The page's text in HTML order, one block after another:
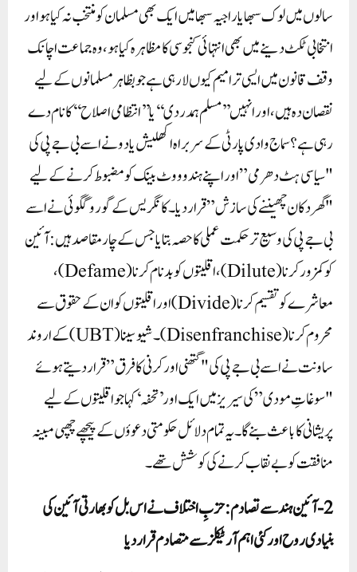
سالوں میں لوک سبھا یا راجیہ سبھا میں ایک بھی مسلمان کو منتخب نہ کیا ہو اور
انتخابی ٹکٹ دینے میں بھی انتہائی کنجوسی کا مظاہرہ کیا ہو، وہ جماعت اچانک
وقف قانون میں ایسی ترامیم کیوں لا رہی ہے جو بظاہر مسلمانوں کے لیے
نقصان دہ ہیں، اور انہیں ’’مسلم ہمدردی‘‘ یا ’’انتظامی اصلاح‘‘ کا نام دے
رہی ہے؟ سماج وادی پارٹی کے سربراہ اکھلیش یادو نے اسے بی جے پی کی
"سیاسی ہٹ دھرمی” اور اپنے ہندو ووٹ بینک کو مضبوط کرنے کے لیے
"گھر دکان چھیننے کی سازش” قرار دیا۔ کانگریس کے گورو گگوئی نے اسے
بی جے پی کی وسیع تر حکمت عملی کا حصہ بتایا جس کے چار مقاصد ہیں: آئین
کو کمزور کرنا (Dilute)، اقلیتوں کو بدنام کرنا (Defame)،
معاشرے کو تقسیم کرنا (Divide) اور اقلیتوں کو ان کے حقوق سے
محروم کرنا (Disenfranchise)۔ شیو سینا (UBT) کے اروند
ساونت نے اسے بی جے پی کی "کتھنی اور کرنی کا فرق” قرار دیتے ہوئے
"سوغاتِ مودی” کی سیریز میں ایک اور ’تحفہ‘ کہا جو اقلیتوں کے لیے
پریشانی کا باعث بنے گا۔ یہ تمام دلائل حکومتی دعوؤں کے پیچھے چھپی مبینہ
منافقت کو بے نقاب کرنے کی کوشش تھے۔
2-آئین ہند سے تصادم: حزبِ اختلاف نے اس بل کو بھارتی آئین کی
بنیادی روح اور کئی اہم آرٹیکلز سے متصادم قرار دیا